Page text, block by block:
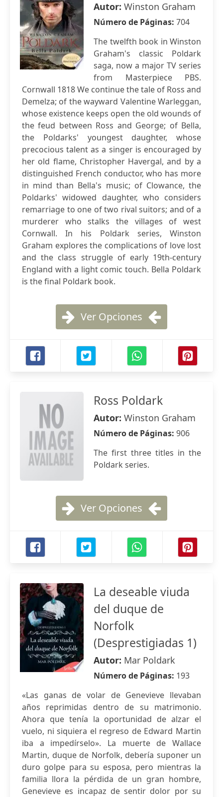
Autor: Winston Graham
Número de Páginas: 704
The twelfth book in Winston
Graham's classic Poldark
saga, now a major TV series
from Masterpiece PBS.
Cornwall 1818 We continue the tale of Ross and
Demelza; of the wayward Valentine Warleggan,
whose existence keeps open the old wounds of
the feud between Ross and George; of Bella,
the Poldarks' youngest daughter, whose
precocious talent as a singer is encouraged by
her old flame, Christopher Havergal, and by a
distinguished French conductor, who has more
in mind than Bella's music; of Clowance, the
Poldarks' widowed daughter, who considers
remarriage to one of two rival suitors; and of a
murderer who stalks the villages of west
Cornwall. In his Poldark series, Winston
Graham explores the complications of love lost
and the class struggle of early 19th-century
England with a light comic touch. Bella Poldark
is the final Poldark book.
Ver Opciones
Ross Poldark
Autor: Winston Graham
Número de Páginas: 906
The first three titles in the
Poldark series.
Ver Opciones
La deseable viuda
del duque de
Norfolk
(Desprestigiadas 1)
Autor: Mar Poldark
Número de Páginas: 193
«Las ganas de volar de Genevieve llevaban
años reprimidas dentro de su matrimonio.
Ahora que tenía la oportunidad de alzar el
vuelo, ni siquiera el regreso de Edward Martin
iba a impedírselo». La muerte de Wallace
Martin, duque de Norfolk, debería suponer un
duro golpe para su esposa, pero mientras la
familia llora la pérdida de un gran hombre,
Genevieve es incapaz de sentir dolor por su